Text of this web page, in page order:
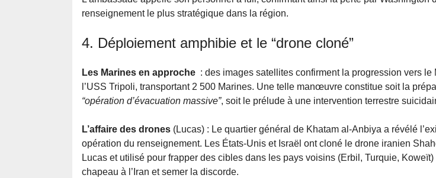
renseignement le plus stratégique dans la région.
4. Déploiement amphibie et le “drone cloné”
Les Marines en approche : des images satellites confirment la progression vers le
l’USS Tripoli, transportant 2 500 Marines. Une telle manœuvre constitue soit la
“opération d’évacuation massive”, soit le prélude à une intervention terrestre
L’affaire des drones (Lucas) : Le quartier général de Khatam al-Anbiya a révélé
opération du renseignement. Les États-Unis et Israël ont cloné le drone iranien
Lucas et utilisé pour frapper des cibles dans les pays voisins (Erbil, Turquie,
chapeau à l’Iran et semer la discorde.